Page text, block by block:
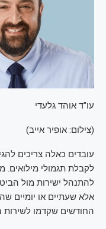
עו"ד אוהד גלעדי
(צילום: אופיר אייב)
עובדים כאלה צריכים
לקבלת תגמולי מילואים.
להתנהל ישירות מול
החודשים שקדמו לשירות